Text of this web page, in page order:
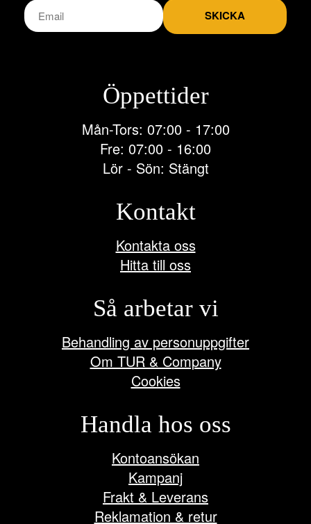
SKICKA
Öppettider
Mån-Tors: 07:00 - 17:00
Fre: 07:00 - 16:00
Lör - Sön: Stängt
Kontakt
Kontakta oss
Hitta till oss
Så arbetar vi
Behandling av personuppgifter
Om TUR & Company
Cookies
Handla hos oss
Kontoansökan
Kampanj
Frakt & Leverans
Reklamation & retur